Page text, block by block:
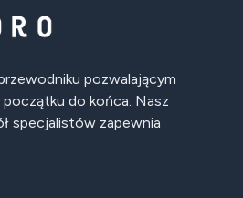
pozwalającym
do końca. Nasz
specjalistów zapewnia